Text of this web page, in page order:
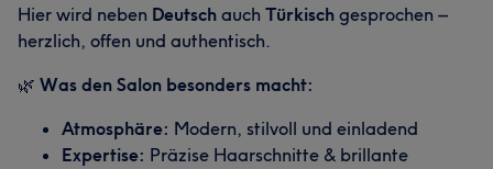
Hier wird neben Deutsch auch Türkisch gesprochen –
herzlich, offen und authentisch.
🌿 Was den Salon besonders macht:
Atmosphäre: Modern, stilvoll und einladend
Expertise: Präzise Haarschnitte & brillante